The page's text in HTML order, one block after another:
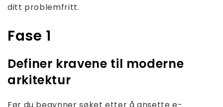
ditt problemfritt.
Fase 1
Definer kravene til moderne
arkitektur
Før du begynner søket etter å ansette e-